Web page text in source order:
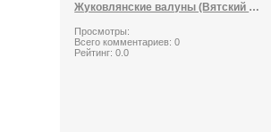
Жуковлянские валуны (Вятский стоунхендж)
Просмотры:
Всего комментариев:0
Рейтинг:0.0